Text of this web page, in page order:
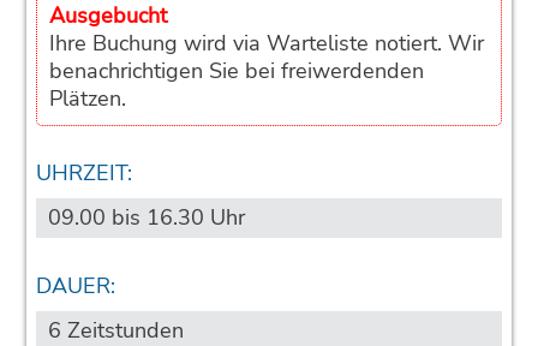
Ausgebucht
Ihre Buchung wird via Warteliste notiert. Wir
benachrichtigen Sie bei freiwerdenden
Plätzen.
UHRZEIT:
09.00 bis 16.30 Uhr
DAUER:
6 Zeitstunden